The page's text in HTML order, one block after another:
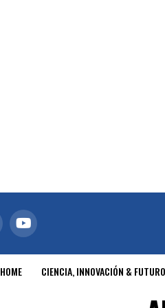
HOME CIENCIA, INNOVACIÓN & FUTURO